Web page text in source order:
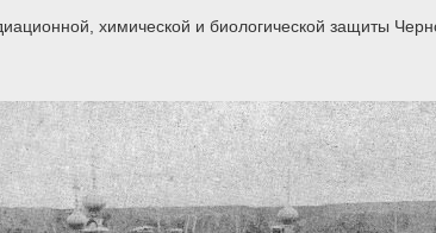
химической и биологической защиты